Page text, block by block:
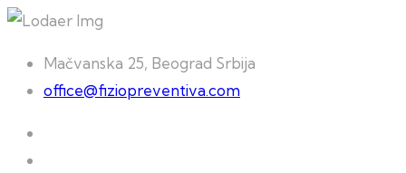
Mačvanska 25, Beograd Srbija
office@fiziopreventiva.com